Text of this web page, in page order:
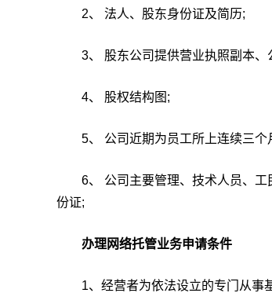
2、 法人、股东身份证及简历;
3、 股东公司提供营业执照副本、
4、 股权结构图;
5、 公司近期为员工所上连续三个
6、 公司主要管理、技术人员、工
份证;
办理网络托管业务申请条件
1、经营者为依法设立的专门从事基